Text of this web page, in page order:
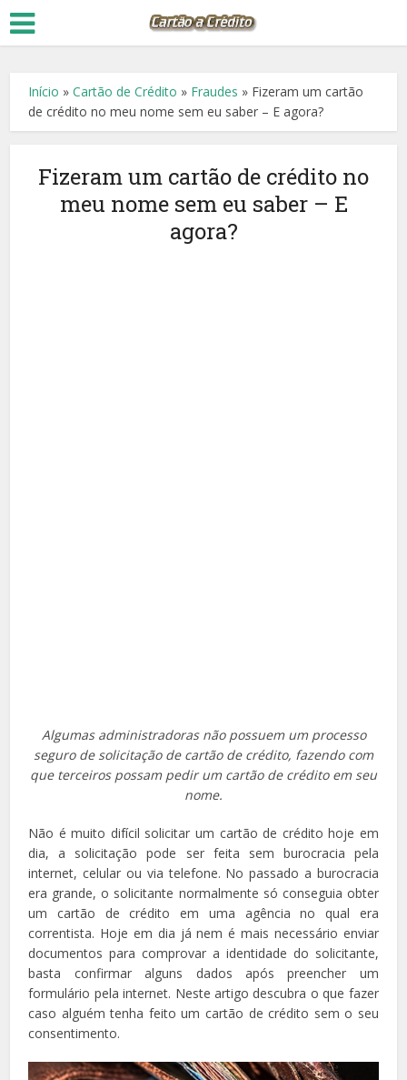
Início »Cartão de Crédito » Fraudes » Fizeram um cartão
de crédito no meu nome sem eu saber – E agora?
Fizeram um cartão de crédito no
meu nome sem eu saber – E
agora?
Algumas administradoras não possuem um processo
seguro de solicitação de cartão de crédito, fazendo com
que terceiros possam pedir um cartão de crédito em seu
nome.
Não é muito difícil solicitar um cartão de crédito hoje em
dia, a solicitação pode ser feita sem burocracia pela
internet, celular ou via telefone. No passado a burocracia
era grande, o solicitante normalmente só conseguia obter
um cartão de crédito em uma agência no qual era
correntista. Hoje em dia já nem é mais necessário enviar
documentos para comprovar a identidade do solicitante,
basta confirmar alguns dados após preencher um
formulário pela internet. Neste artigo descubra o que fazer
caso alguém tenha feito um cartão de crédito sem o seu
consentimento.